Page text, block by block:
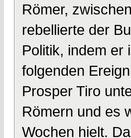
Römer,
rebellierte der
Politik, indem er
folgenden
Prosper Tiro
Römern und es
Wochen hielt.